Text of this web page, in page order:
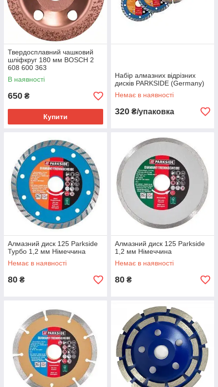
Твердосплавний чашковий
шліфкруг 180 мм BOSCH 2
608 600 363
В наявності
650 ₴
Купити
Набір алмазних відрізних
дисків PARKSIDE (Germany)
Немає в наявності
320 ₴/упаковка
Алмазний диск 125 Parkside
Турбо 1,2 мм Німеччина
Немає в наявності
80 ₴
Алмазний диск 125 Parkside
1,2 мм Німеччина
Немає в наявності
80 ₴